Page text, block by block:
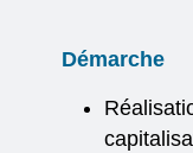
Démarche